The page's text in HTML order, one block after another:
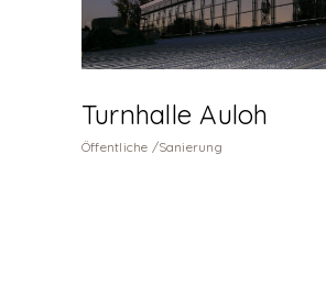
Turnhalle Auloh
Öffentliche Sanierung